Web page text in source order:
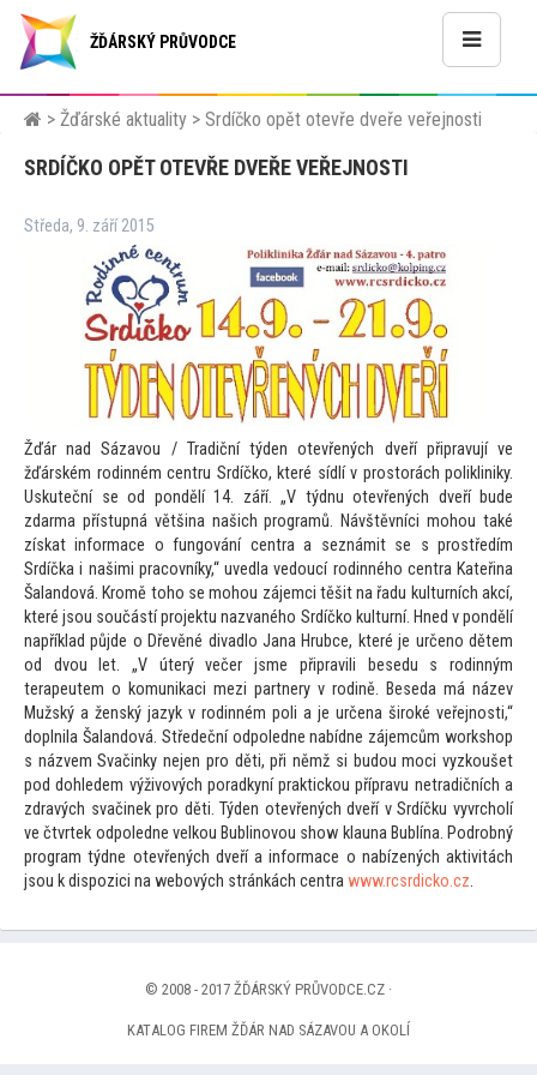
ŽĎÁRSKÝ PRŮVODCE
> Žďárské aktuality > Srdíčko opět otevře dveře veřejnosti
SRDÍČKO OPĚT OTEVŘE DVEŘE VEŘEJNOSTI
Středa, 9. září 2015
Žďár nad Sázavou / Tradiční týden otevřených dveří připravují ve
žďárském rodinném centru Srdíčko, které sídlí v prostorách polikliniky.
Uskuteční se od pondělí 14. září. „V týdnu otevřených dveří bude
zdarma přístupná většina našich programů. Návštěvníci mohou také
získat informace o fungování centra a seznámit se s prostředím
Srdíčka i našimi pracovníky,“ uvedla vedoucí rodinného centra Kateřina
Šalandová. Kromě toho se mohou zájemci těšit na řadu kulturních akcí,
které jsou součástí projektu nazvaného Srdíčko kulturní. Hned v pondělí
například půjde o Dřevěné divadlo Jana Hrubce, které je určeno dětem
od dvou let. „V úterý večer jsme připravili besedu s rodinným
terapeutem o komunikaci mezi partnery v rodině. Beseda má název
Mužský a ženský jazyk v rodinném poli a je určena široké veřejnosti,“
doplnila Šalandová. Středeční odpoledne nabídne zájemcům workshop
s názvem Svačinky nejen pro děti, při němž si budou moci vyzkoušet
pod dohledem výživových poradkyní praktickou přípravu netradičních a
zdravých svačinek pro děti. Týden otevřených dveří v Srdíčku vyvrcholí
ve čtvrtek odpoledne velkou Bublinovou show klauna Bublína. Podrobný
program týdne otevřených dveří a informace o nabízených aktivitách
jsou k dispozici na webových stránkách centrawww.rcsrdicko.cz.
© 2008 - 2017 ŽĎÁRSKÝ PRŮVODCE.CZ ·
KATALOG FIREM ŽĎÁR NAD SÁZAVOU A OKOLÍ